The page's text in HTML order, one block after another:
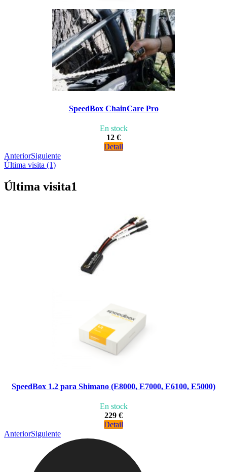
SpeedBox ChainCare Pro
En stock
12 €
Detail
AnteriorSiguiente
Última visita (1)
Última visita1
SpeedBox 1.2 para Shimano (E8000, E7000, E6100, E5000)
En stock
229 €
Detail
AnteriorSiguiente